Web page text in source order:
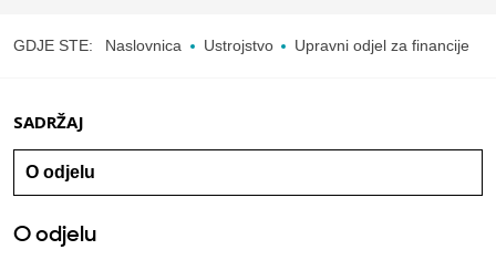
GDJE STE: Naslovnica Ustrojstvo Upravni odjel za financije
SADRŽAJ
O odjelu